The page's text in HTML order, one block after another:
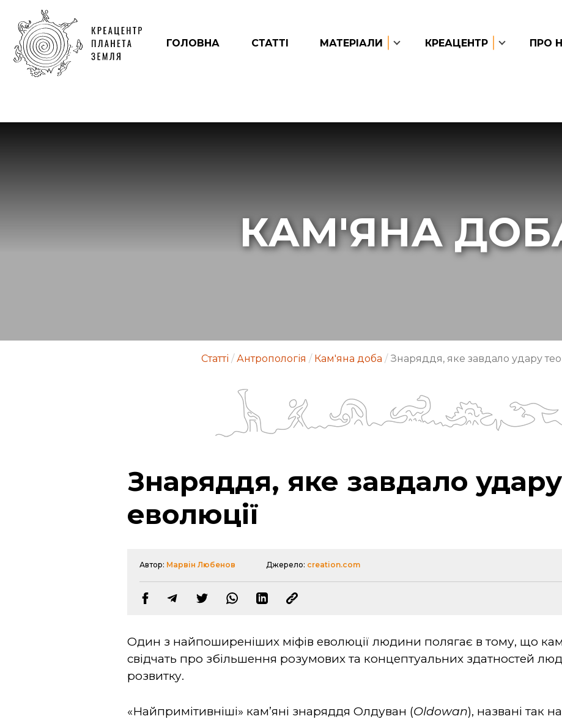
ГОЛОВНА СТАТТІ МАТЕРІАЛИ КРЕАЦЕНТР ПРО
КАМ'ЯНА
Статті / Антропологія / Кам'яна доба / Знаряддя, яке завдало удару
Знаряддя, яке завдало удару
еволюції
Автор: Марвін Любенов Джерело: creation.com
Один з найпоширеніших міфів еволюції людини полягає в тому, що
свідчать про збільшення розумових та концептуальних здатностей
розвитку.
«Найпримітивніші» кам’яні знаряддя Олдуван (Oldowan), названі так